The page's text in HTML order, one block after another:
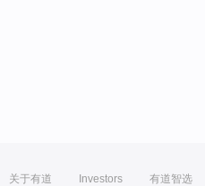
关于有道 Investors 有道智选